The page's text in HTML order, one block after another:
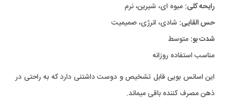
رایحه کلی: میوه ای، شیرین، نرم
حس القایی: شادی، انرژی، صمیمیت
شدت بو: متوسط
مناسب استفاده روزانه
این اسانس بویی قابل تشخیص و دوست داشتنی دارد که به راحتی در
ذهن مصرف کننده باقی میماند.